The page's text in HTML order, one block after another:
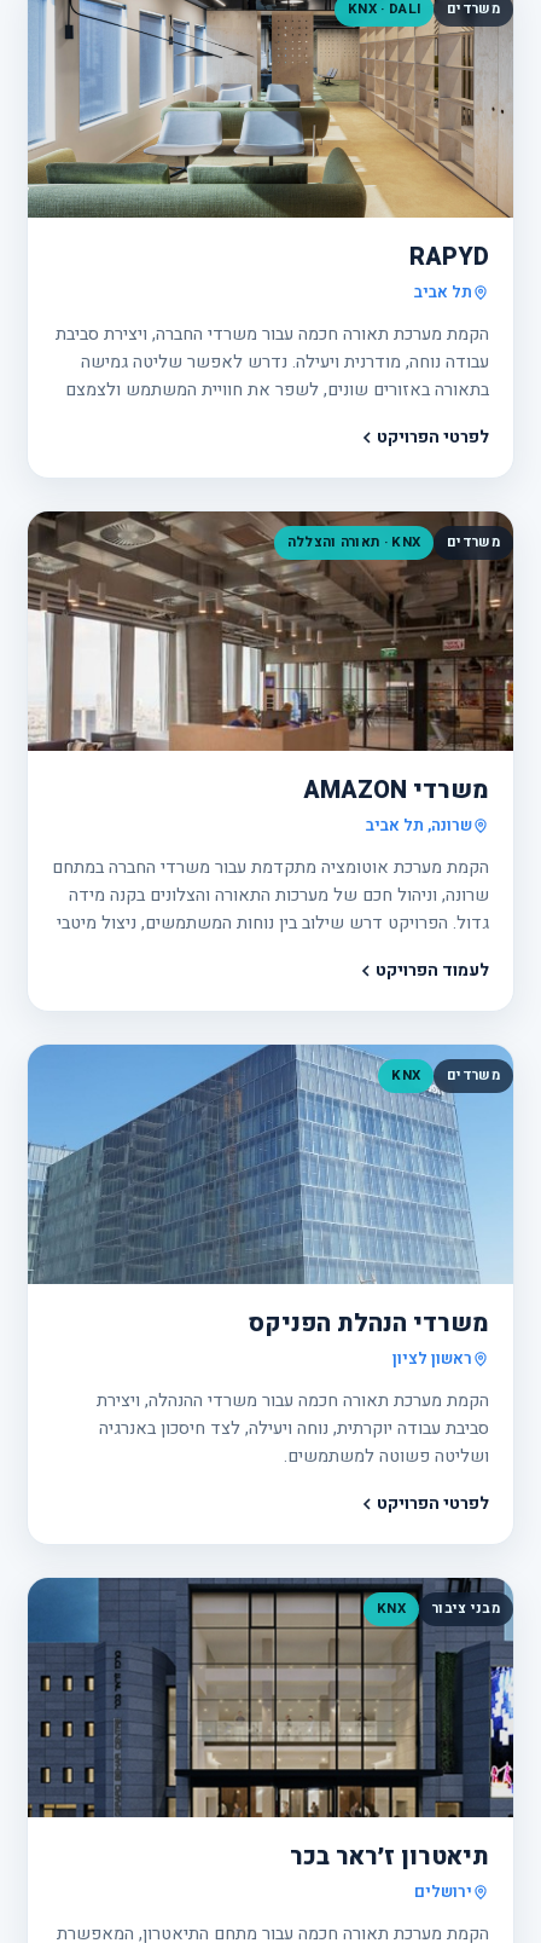
משרדים KNX · DALI
RAPYD
תל אביב
הקמת מערכת תאורה חכמה עבור משרדי החברה, ויצירת סביבת
עבודה נוחה, מודרנית ויעילה. נדרש לאפשר שליטה גמישה
בתאורה באזורים שונים, לשפר את חוויית המשתמש ולצמצם
לפרטי הפרויקט
משרדים KNX · תאורה והצללה
משרדי AMAZON
שרונה, תל אביב
הקמת מערכת אוטומציה מתקדמת עבור משרדי החברה במתחם
שרונה, וניהול חכם של מערכות התאורה והצלונים בקנה מידה
גדול. הפרויקט דרש שילוב בין נוחות המשתמשים, ניצול מיטבי
הצללה ותאורה.
לעמוד הפרויקט
משרדים KNX
משרדי הנהלת הפניקס
ראשון לציון
הקמת מערכת תאורה חכמה עבור משרדי ההנהלה, ויצירת
סביבת עבודה יוקרתית, נוחה ויעילה, לצד חיסכון באנרגיה
ושליטה פשוטה למשתמשים.
לפרטי הפרויקט
מבני ציבור KNX
תיאטרון ז׳ראר בכר
ירושלים
הקמת מערכת תאורה חכמה עבור מתחם התיאטרון, המאפשרת